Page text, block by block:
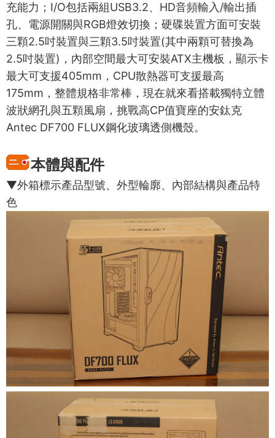
充能力；I/O包括兩組USB3.2、HD音頻輸入/輸出插
孔、電源開關與RGB燈效切換；硬碟裝置方面可安裝
三顆2.5吋裝置與三顆3.5吋裝置(其中兩顆可替換為
2.5吋裝置)，內部空間最大可安裝ATX主機板，顯示卡
最大可支援405mm，CPU散熱器可支援最高
175mm，整體規格非常棒，現在就來看搭載獨特立體
波狀網孔與五顆風扇，挑戰高CP值寶座的安鈦克
Antec DF700 FLUX鋼化玻璃透側機殼。
本體與配件
▼外箱標示產品型號、外型輪廓、內部結構與產品特
色